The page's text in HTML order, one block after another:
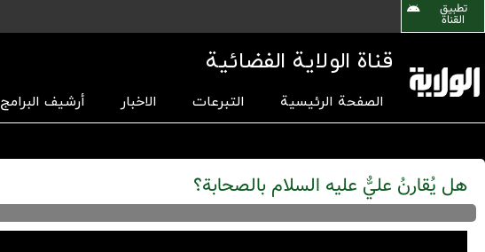
تطبیق
القناة
قناة الولاية الفضائية
الصفحة الرئيسية التبرعات الاخبار أرشیف البرامج
هل يُقارنُ عليٌّ عليه السلام بالصحابة؟